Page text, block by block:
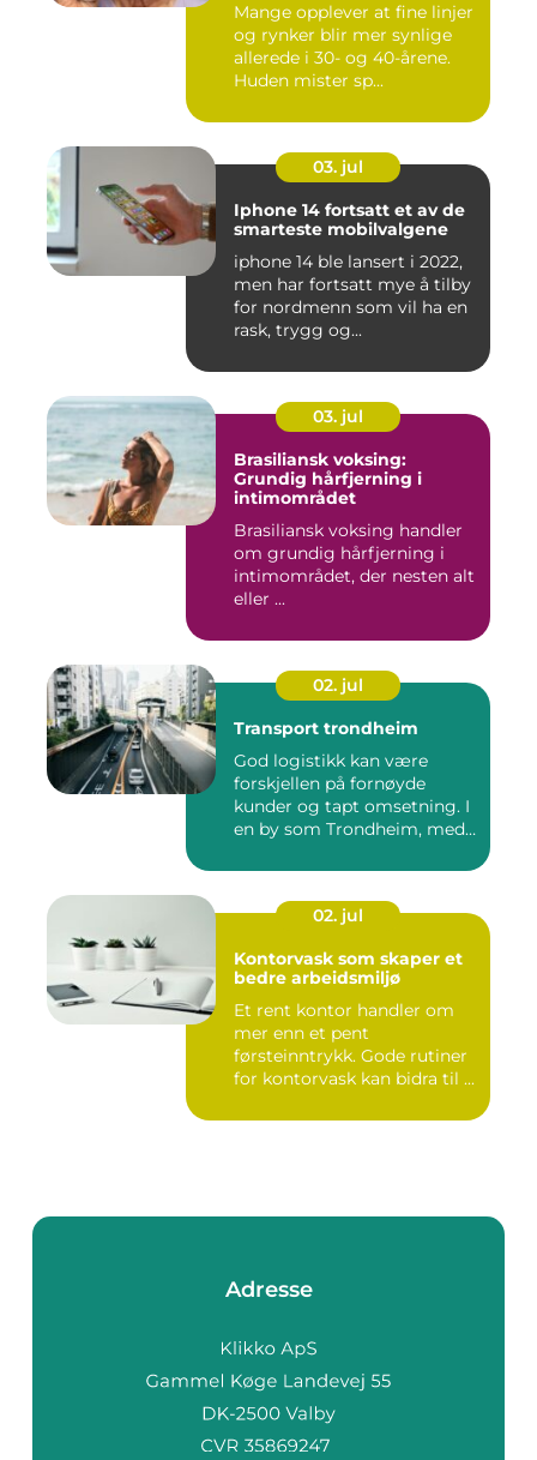
Mange opplever at fine linjer
og rynker blir mer synlige
allerede i 30- og 40-årene.
Huden mister sp...
03. jul
Iphone 14 fortsatt et av de
smarteste mobilvalgene
iphone 14 ble lansert i 2022,
men har fortsatt mye å tilby
for nordmenn som vil ha en
rask, trygg og...
03. jul
Brasiliansk voksing:
Grundig hårfjerning i
intimområdet
Brasiliansk voksing handler
om grundig hårfjerning i
intimområdet, der nesten alt
eller ...
02. jul
Transport trondheim
God logistikk kan være
forskjellen på fornøyde
kunder og tapt omsetning. I
en by som Trondheim, med
02. jul
Kontorvask som skaper et
bedre arbeidsmiljø
Et rent kontor handler om
mer enn et pent
førsteinntrykk. Gode rutiner
for kontorvask kan bidra til ...
Adresse